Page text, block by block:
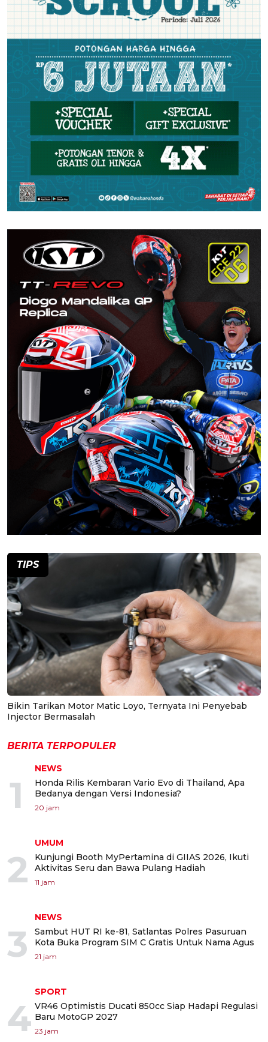
TIPS
Bikin Tarikan Motor Matic Loyo, Ternyata Ini Penyebab
Injector Bermasalah
BERITA TERPOPULER
1
NEWS
Honda Rilis Kembaran Vario Evo di Thailand, Apa
Bedanya dengan Versi Indonesia?
20 jam
2
UMUM
Kunjungi Booth MyPertamina di GIIAS 2026, Ikuti
Aktivitas Seru dan Bawa Pulang Hadiah
11 jam
3
NEWS
Sambut HUT RI ke-81, Satlantas Polres Pasuruan
Kota Buka Program SIM C Gratis Untuk Nama Agus
21 jam
4
SPORT
VR46 Optimistis Ducati 850cc Siap Hadapi Regulasi
Baru MotoGP 2027
23 jam